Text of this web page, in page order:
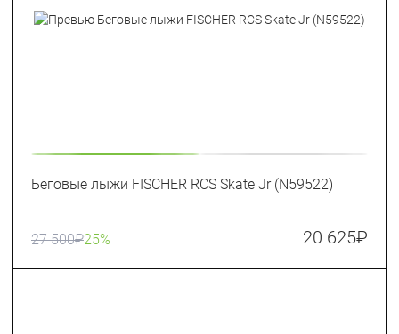
Беговые лыжи FISCHER RCS Skate Jr (N59522)
27 500₽25% 20 625₽